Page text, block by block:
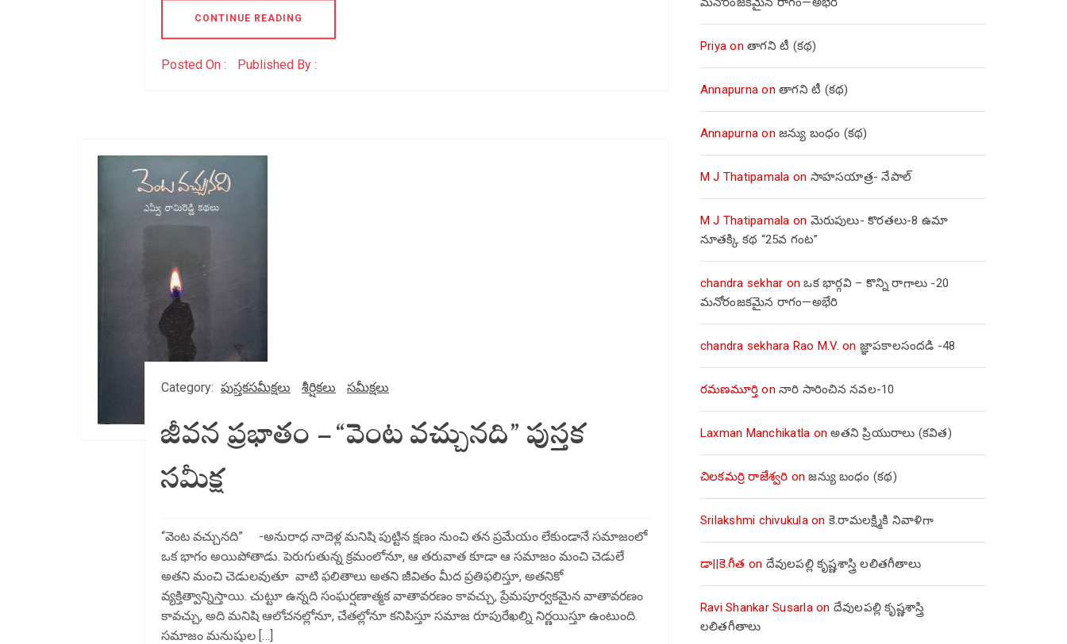
CONTINUE READING
Posted On : Published By :
Category: పుస్తకసమీక్షలు శీర్షికలు సమీక్షలు
జీవన ప్రభాతం – “వెంట వచ్చునది” పుస్తక
సమీక్ష
“వెంట వచ్చునది” -అనురాధ నాదెళ్ల మనిషి పుట్టిన క్షణం నుంచి తన ప్రమేయం లేకుండానే సమాజంలో
ఒక భాగం అయిపోతాడు. పెరుగుతున్న క్రమంలోనూ, ఆ తరువాత కూడా ఆ సమాజం మంచి చెడులే
అతని మంచి చెడులవుతూ వాటి ఫలితాలు అతని జీవితం మీద ప్రతిఫలిస్తూ, అతనికో
వ్యక్తిత్వాన్నిస్తాయి. చుట్టూ ఉన్నది సంఘర్షణాత్మక వాతావరణం కావచ్చు, ప్రేమపూర్వకమైన వాతావరణం
కావచ్చు, అది మనిషి ఆలోచనల్లోనూ, చేతల్లోనూ కనిపిస్తూ సమాజ రూపురేఖల్ని నిర్ణయిస్తూ ఉంటుంది.
సమాజం మనుషుల […]
Priya onతాగని టీ (కథ)
Annapurna onతాగని టీ (కథ)
Annapurna onజన్యు బంధం (కథ)
M J Thatipamala on సాహసయాత్ర- నేపాల్‌
M J Thatipamala on మెరుపులు- కొరతలు-8 ఉమా
నూతక్కి కథ “25వ గంట”
chandra sekhar onఒక భార్గవి – కొన్ని రాగాలు -20
మనోరంజకమైన రాగం—అభేరి
chandra sekhara Rao M.V. on జ్ఞాపకాలసందడి -48
రమణమూర్తి onనారి సారించిన నవల-10
Laxman Manchikatla onఅతని ప్రియురాలు (కవిత)
చిలకమర్రి రాజేశ్వరి onజన్యు బంధం (కథ)
Srilakshmi chivukulaon కె.రామలక్ష్మికి నివాళిగా
డా||కె.గీత on దేవులపల్లి కృష్ణశాస్త్రి లలితగీతాలు
Ravi Shankar Susarlaon దేవులపల్లి కృష్ణశాస్త్రి
లలితగీతాలు